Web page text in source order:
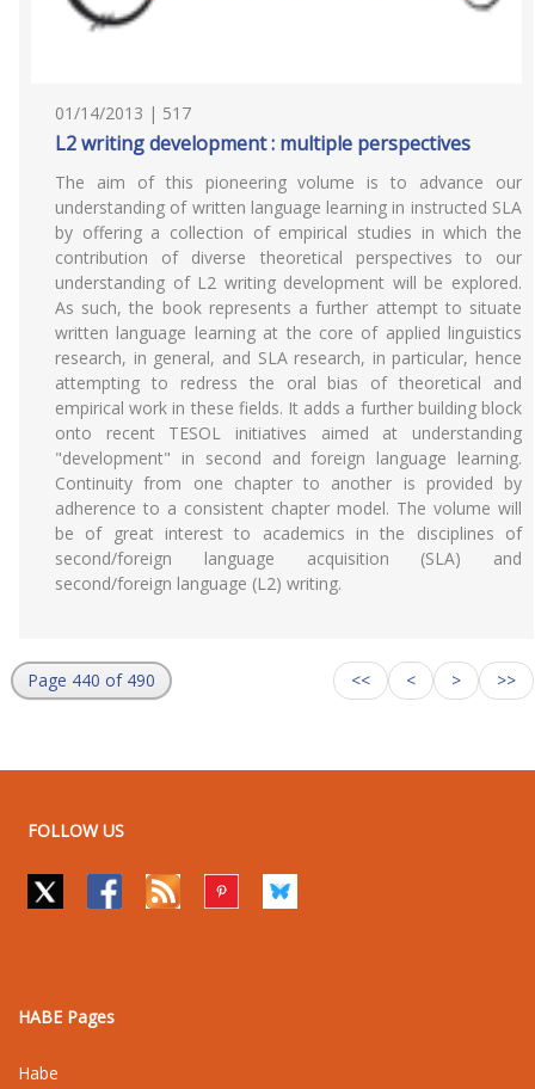
01/14/2013 | 517
L2 writing development : multiple perspectives
The aim of this pioneering volume is to advance our
understanding of written language learning in instructed SLA
by offering a collection of empirical studies in which the
contribution of diverse theoretical perspectives to our
understanding of L2 writing development will be explored.
As such, the book represents a further attempt to situate
written language learning at the core of applied linguistics
research, in general, and SLA research, in particular, hence
attempting to redress the oral bias of theoretical and
empirical work in these fields. It adds a further building block
onto recent TESOL initiatives aimed at understanding
"development" in second and foreign language learning.
Continuity from one chapter to another is provided by
adherence to a consistent chapter model. The volume will
be of great interest to academics in the disciplines of
second/foreign language acquisition (SLA) and
second/foreign language (L2) writing.
Page 440 of 490 << < > >>
FOLLOW US
HABE Pages
Habe